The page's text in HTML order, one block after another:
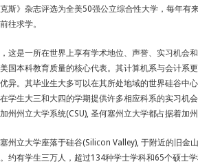
克斯》杂志评选为全美50强公立综合性大学，每年有
往求学。
这是一所在世界上享有学术地位、声誉、实习机会
国本科教育质量的核心代表。其计算机系与会计系
异。其毕业生大多可以在其所处地域的世界硅谷中
学生大三和大四的学期提供许多相应科系的实习机
州州立大学系统(CSU), 圣何塞州立大学都占据着加
州立大学座落于硅谷(Silicon Valley), 于附近的旧金
约有学生三万人，超过134种学士学科和65个硕士